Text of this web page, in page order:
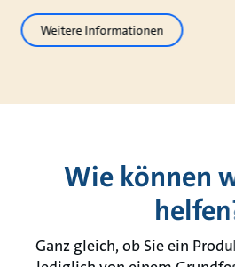
Weitere Informationen
Wie können
Ganz gleich, ob Sie ein